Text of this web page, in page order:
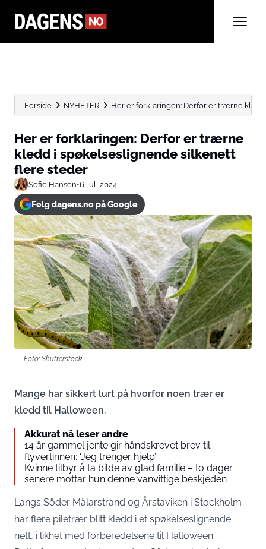
Forside NYHETER Her er forklaringen: Derfor er trærne
Her er forklaringen: Derfor er trærne
kledd i spøkelseslignende silkenett
flere steder
Sofie Hansen•6. juli 2024
Følg dagens.no på Google
Foto: Shutterstock
Mange har sikkert lurt på hvorfor noen trær er
kledd til Halloween.
Akkurat nå leser andre
14 år gammel jente gir håndskrevet brev til
flyvertinnen: ‘Jeg trenger hjelp’
Kvinne tilbyr å ta bilde av glad familie – to dager
senere mottar hun denne vanvittige beskjeden
Langs Söder Mälarstrand og Årstaviken i Stockholm
har flere piletrær blitt kledd i et spøkelseslignende
nett, i likhet med forberedelsene til Halloween.